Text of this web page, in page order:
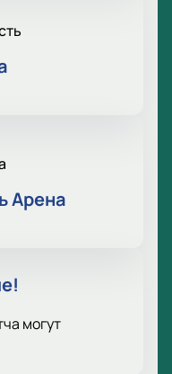
Арена
могут